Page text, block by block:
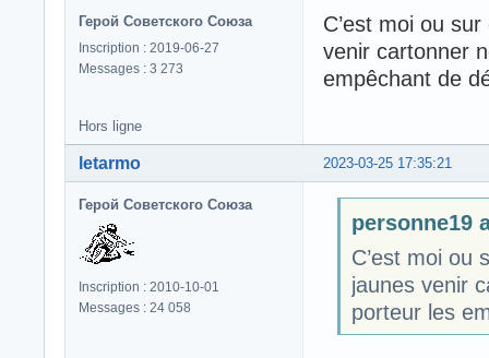
Герой Советского Союза
Inscription : 2019-06-27
Messages : 3 273
C’est moi ou
venir cartonner
empêchant de
Hors ligne
2023-03-25 17:35:21
letarmo
Герой Советского Союза
Inscription : 2010-10-01
Messages : 24 058
personne19
C’est moi ou
jaunes venir
porteur les